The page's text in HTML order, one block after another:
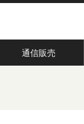
通信販売